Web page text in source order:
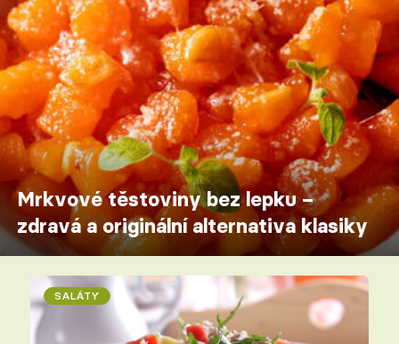
Mrkvové těstoviny bez lepku –
zdravá a originální alternativa klasiky
SALÁTY